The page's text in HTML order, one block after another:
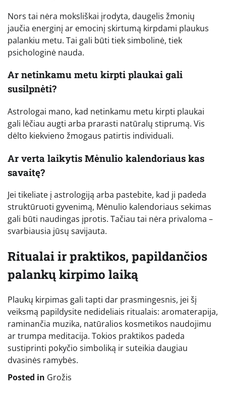
Nors tai nėra moksliškai įrodyta, daugelis žmonių
jaučia energinį ar emocinį skirtumą kirpdami plaukus
palankiu metu. Tai gali būti tiek simbolinė, tiek
psichologinė nauda.
Ar netinkamu metu kirpti plaukai gali
susilpnėti?
Astrologai mano, kad netinkamu metu kirpti plaukai
gali lėčiau augti arba prarasti natūralų stiprumą. Vis
dėlto kiekvieno žmogaus patirtis individuali.
Ar verta laikytis Mėnulio kalendoriaus kas
savaitę?
Jei tikeliate į astrologiją arba pastebite, kad ji padeda
struktūruoti gyvenimą, Mėnulio kalendoriaus sekimas
gali būti naudingas įprotis. Tačiau tai nėra privaloma –
svarbiausia jūsų savijauta.
Ritualai ir praktikos, papildančios
palankų kirpimo laiką
Plaukų kirpimas gali tapti dar prasmingesnis, jei šį
veiksmą papildysite nedideliais ritualais: aromaterapija,
raminančia muzika, natūralios kosmetikos naudojimu
ar trumpa meditacija. Tokios praktikos padeda
sustiprinti pokyčio simboliką ir suteikia daugiau
dvasinės ramybės.
Posted in Grožis